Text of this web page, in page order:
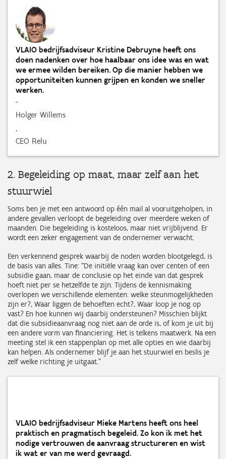
VLAIO bedrijfsadviseur Kristine Debruyne heeft ons
doen nadenken over hoe haalbaar ons idee was en wat
we ermee wilden bereiken. Op die manier hebben we
opportuniteiten kunnen grijpen en konden we sneller
werken.
-
Holger Willems
,
CEO Relu
2. Begeleiding op maat, maar zelf aan het
stuurwiel
Soms ben je met een antwoord op één mail al vooruitgeholpen, in
andere gevallen verloopt de begeleiding over meerdere weken of
maanden. Die begeleiding is kosteloos, maar niet vrijblijvend. Er
wordt een zeker engagement van de ondernemer verwacht.
Een verkennend gesprek waarbij de noden worden blootgelegd, is
de basis van alles. Tine: “De initiële vraag kan over centen of een
subsidie gaan, maar de conclusie op het einde van dat gesprek
hoeft niet per se hetzelfde te zijn. Tijdens de kennismaking
overlopen we verschillende elementen: welke steunmogelijkheden
zijn er?, Waar liggen de behoeften echt?, Waar loop je nog op
vast? En hoe kunnen wij daarbij ondersteunen? Misschien blijkt
dat die subsidieaanvraag nog niet aan de orde is, of kom je uit bij
een andere vorm van financiering. Het is telkens maatwerk. Na een
meeting stel ik een stappenplan op met alle opties en wie daarbij
kan helpen. Als ondernemer blijf je aan het stuurwiel en beslis je
zelf welke richting je uitgaat.”
VLAIO bedrijfsadviseur Mieke Martens heeft ons heel
praktisch en pragmatisch begeleid. Zo kon ik met het
nodige vertrouwen de aanvraag structureren en wist
ik wat er van me werd gevraagd.